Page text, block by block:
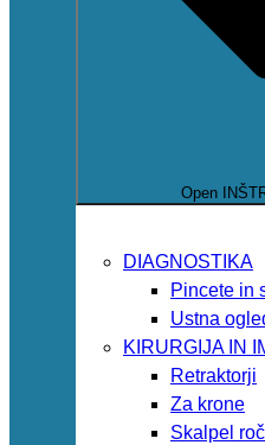
Open
DIAGNOSTIKA
Pincete in
Ustna
KIRURGIJA IN
Retraktorji
Za krone
Skalpel